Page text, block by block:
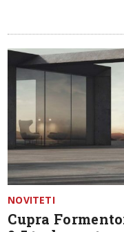
NOVITETI
Cupra